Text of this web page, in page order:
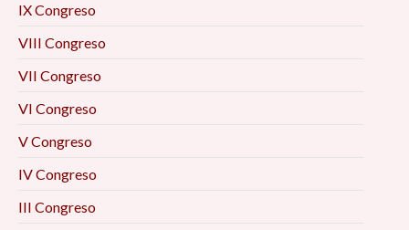
IX Congreso
VIII Congreso
VII Congreso
VI Congreso
V Congreso
IV Congreso
III Congreso